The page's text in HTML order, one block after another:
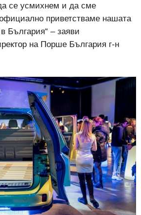
се усмихнем и да сме
приветстваме нашата
България“ – заяви
на Порше България г-н